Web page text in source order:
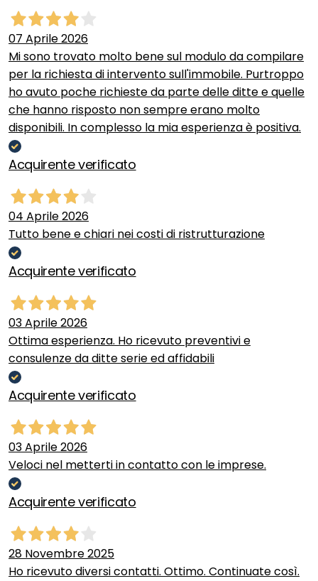
07 Aprile 2026
Mi sono trovato molto bene sul modulo da compilare
per la richiesta di intervento sull'immobile. Purtroppo
ho avuto poche richieste da parte delle ditte e quelle
che hanno risposto non sempre erano molto
disponibili. In complesso la mia esperienza è positiva.
Acquirente verificato
04 Aprile 2026
Tutto bene e chiari nei costi di ristrutturazione
Acquirente verificato
03 Aprile 2026
Ottima esperienza. Ho ricevuto preventivi e
consulenze da ditte serie ed affidabili
Acquirente verificato
03 Aprile 2026
Veloci nel metterti in contatto con le imprese.
Acquirente verificato
28 Novembre 2025
Ho ricevuto diversi contatti. Ottimo. Continuate così.